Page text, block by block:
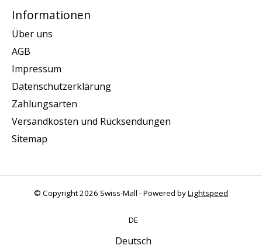
Informationen
Über uns
AGB
Impressum
Datenschutzerklärung
Zahlungsarten
Versandkosten und Rücksendungen
Sitemap
© Copyright 2026 Swiss-Mall - Powered byLightspeed
DE
Deutsch